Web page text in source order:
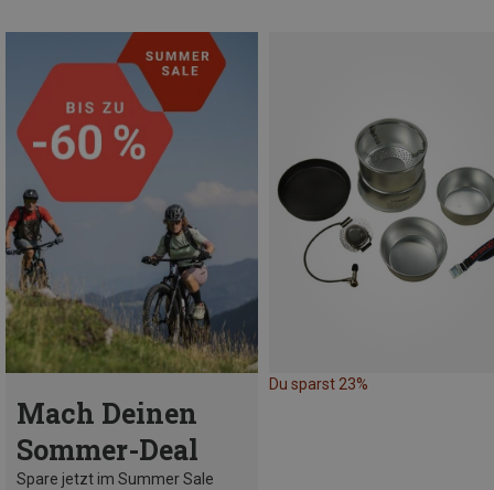
Mach Deinen
Sommer-Deal
Spare jetzt im Summer Sale
Du sparst 23%